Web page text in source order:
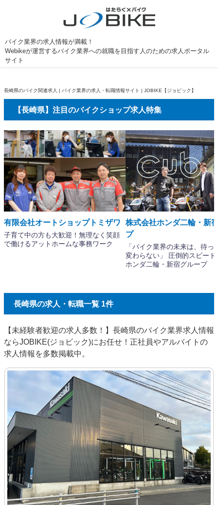
バイク業界の求人情報が満載！
Webikeが運営するバイク業界への就職を目指す人のための求人ポータル
サイト
長崎県のバイク関連求人 | バイク業界の求人・転職情報サイト | JOBIKE【ジョビック】
【長崎県】注目のバイクショップ求人特集
長崎県の求人・転職一覧 1件
【未経験者歓迎の求人多数！】長崎県のバイク業界求人情報
ならJOBIKE(ジョビック)にお任せ！正社員やアルバイトの
求人情報を多数掲載中。